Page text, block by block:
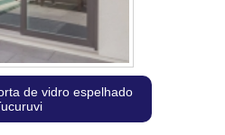
de vidro espelhado